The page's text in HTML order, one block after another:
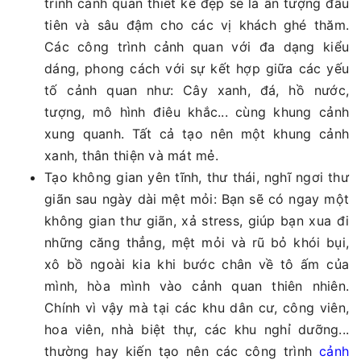
tiên và sâu đậm cho các vị khách ghé thăm.
Các công trình cảnh quan với đa dạng kiểu
dáng, phong cách với sự kết hợp giữa các yếu
tố cảnh quan như: Cây xanh, đá, hồ nước,
tượng, mô hình điêu khắc... cùng khung cảnh
xung quanh. Tất cả tạo nên một khung cảnh
xanh, thân thiện và mát mẻ.
Tạo không gian yên tĩnh, thư thái, nghĩ ngơi thư
giãn sau ngày dài mệt mỏi: Bạn sẽ có ngay một
không gian thư giãn, xả stress, giúp bạn xua đi
những căng thẳng, mệt mỏi và rũ bỏ khói bụi,
xô bồ ngoài kia khi bước chân về tô ấm của
mình, hòa mình vào cảnh quan thiên nhiên.
Chính vì vậy mà tại các khu dân cư, công viên,
hoa viên, nhà biệt thự, các khu nghỉ dưỡng...
thường hay kiến tạo nên các công trình cảnh